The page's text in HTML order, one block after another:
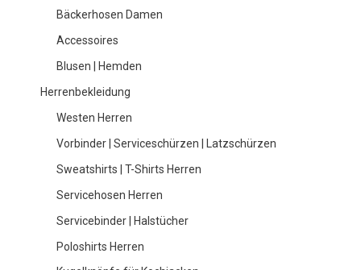
Bäckerhosen Damen
Accessoires
Blusen | Hemden
Herrenbekleidung
Westen Herren
Vorbinder | Serviceschürzen | Latzschürzen
Sweatshirts | T-Shirts Herren
Servicehosen Herren
Servicebinder | Halstücher
Poloshirts Herren